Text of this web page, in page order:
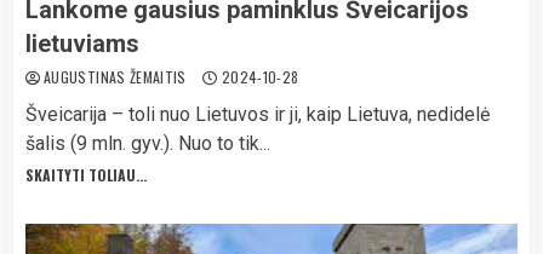
Lankome gausius paminklus Šveicarijos
lietuviams
AUGUSTINAS ŽEMAITIS 2024-10-28
Šveicarija – toli nuo Lietuvos ir ji, kaip Lietuva, nedidelė
šalis (9 mln. gyv.). Nuo to tik...
SKAITYTI TOLIAU...